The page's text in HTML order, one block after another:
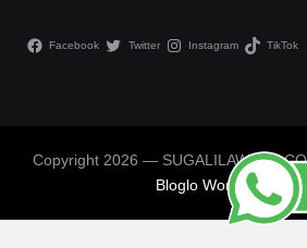
Facebook Twitter Instagram TikTok
Copyright 2026 —
Bloglo WordPress